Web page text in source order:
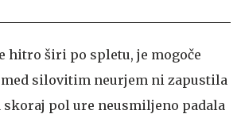
hitro širi po spletu, je mogoče
silovitim neurjem ni zapustila
skoraj pol ure neusmiljeno padala